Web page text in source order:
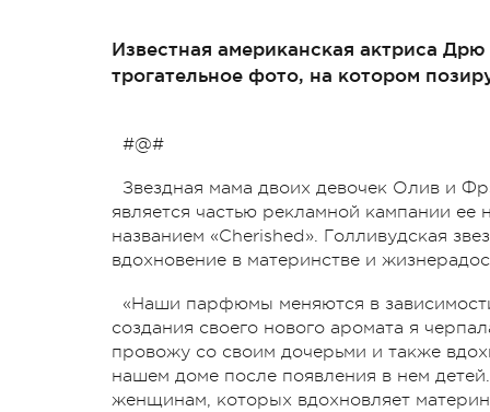
Известная американская актриса
трогательное фото, на котором
#@#
Звездная мама двоих девочек Олив и
является частью рекламной кампании
названием «Cherished». Голливудская
вдохновение в материнстве и
«Наши парфюмы меняются в
создания своего нового аромата я
провожу со своим дочерьми и также
нашем доме после появления в нем
женщинам, которых вдохновляет